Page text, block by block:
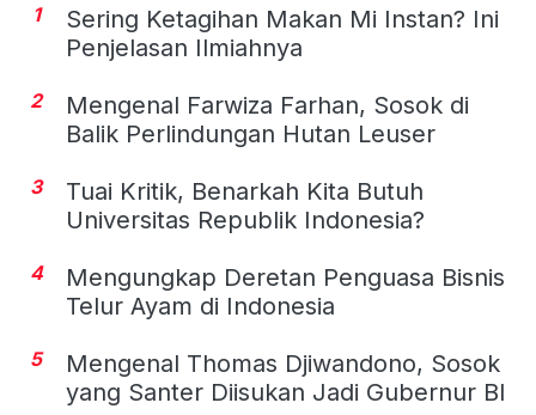
1
Sering Ketagihan Makan Mi Instan? Ini
Penjelasan Ilmiahnya
2
Mengenal Farwiza Farhan, Sosok di
Balik Perlindungan Hutan Leuser
3
Tuai Kritik, Benarkah Kita Butuh
Universitas Republik Indonesia?
4
Mengungkap Deretan Penguasa Bisnis
Telur Ayam di Indonesia
5
Mengenal Thomas Djiwandono, Sosok
yang Santer Diisukan Jadi Gubernur BI